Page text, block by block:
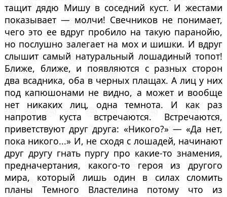
тащит дядю Мишу в соседний куст. И жестами
показывает — молчи! Свечников не понимает,
чего это ее вдруг пробило на такую паранойю,
но послушно залегает на мох и шишки. И вдруг
слышит самый натуральный лошадиный топот!
Ближе, ближе, и появляются с разных сторон
два всадника, оба в черных плащах. А лиц у них
под капюшонами не видно, а может и вообще
нет никаких лиц, одна темнота. И как раз
напротив куста встречаются. Встречаются,
приветствуют друг друга: «Никого?» — «Да нет,
пока никого...» И, не сходя с лошадей, начинают
друг другу гнать пургу про какие-то знамения,
предначертания, какого-то героя из другого
мира, который лишь один в силах сломить
планы Темного Властелина потому что из